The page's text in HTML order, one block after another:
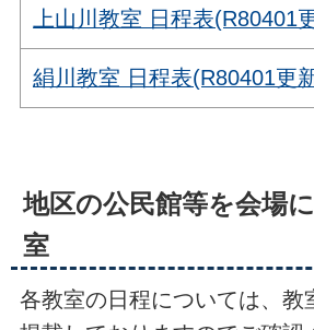
上山川教室 日程表(R80401
絹川教室 日程表(R80401更
地区の公民館等を会場
室
各教室の日程については、教